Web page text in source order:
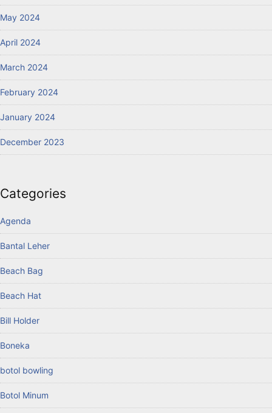
May 2024
April 2024
March 2024
February 2024
January 2024
December 2023
Categories
Agenda
Bantal Leher
Beach Bag
Beach Hat
Bill Holder
Boneka
botol bowling
Botol Minum